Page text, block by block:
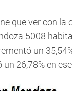
que ver con la
5008
un
26,78% en